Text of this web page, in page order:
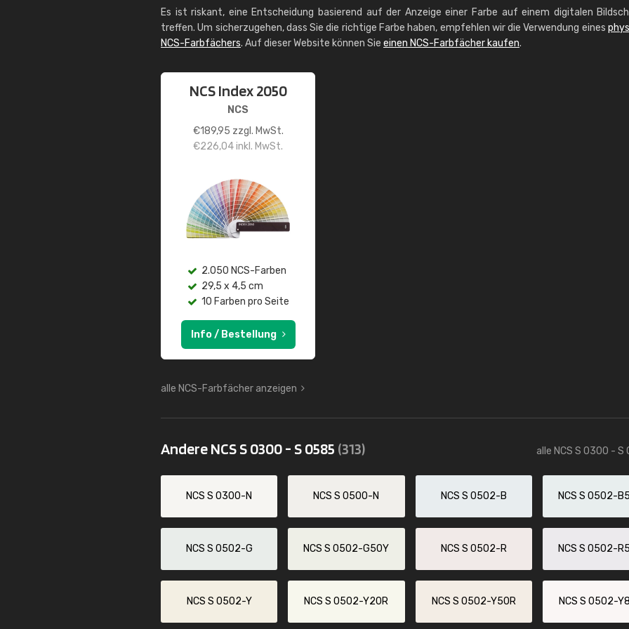
Es ist riskant, eine Entscheidung basierend auf der Anzeige einer Farbe auf einem digitalen
treffen. Um sicherzugehen, dass Sie die richtige Farbe haben, empfehlen wir die Verwendung eines
NCS-Farbfächers. Auf dieser Website können Sie einen NCS-Farbfächer kaufen.
NCS Index 2050
NCS
€189,95 zzgl. MwSt.
€226,04inkl. MwSt.
2.050 NCS-Farben
29,5 x 4,5 cm
10 Farben pro Seite
Info / Bestellung
alle NCS-Farbfächer anzeigen
Andere NCS S 0300 - S 0585 (313) alle NCS S 0300 - S
NCS S 0300-N NCS S 0500-N NCS S 0502-B NCS S 0502-
NCS S 0502-G NCS S 0502-G50Y NCS S 0502-R NCS S 0502-
NCS S 0502-Y NCS S 0502-Y20R NCS S 0502-Y50R NCS S 0502-